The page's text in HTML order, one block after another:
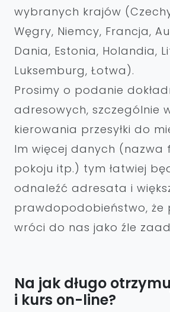
wybranych krajów
Węgry, Niemcy, Francja,
Dania, Estonia, Holandia,
Luksemburg, Łotwa).
Prosimy o podanie
adresowych, szczególnie
kierowania przesyłki do
Im więcej danych (nazwa
pokoju itp.) tym łatwiej
odnaleźć adresata i
prawdopodobieństwo, że
wróci do nas jako źle
Na jak długo
i kurs on-line?